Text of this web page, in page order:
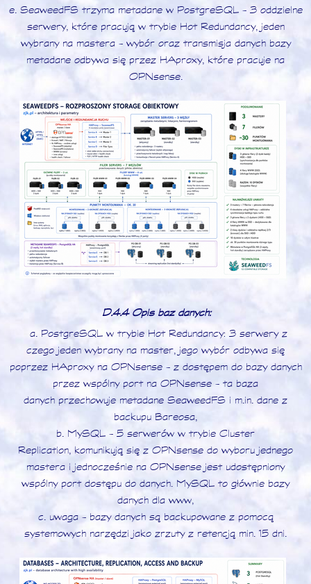
e. SeaweedFS trzyma metadane w PostgreSQL - 3 oddzielne
serwery, które pracują w trybie Hot Redundancy, jeden
wybrany na mastera - wybór oraz transmisja danych bazy
metadane odbywa się przez HAproxy, które pracuje na
OPNsense.
D.4.4 Opis baz danych:
a. PostgreSQL w trybie Hot Redundancy: 3 serwery z
czego jeden wybrany na master, jego wybór odbywa się
poprzez HAproxy na OPNsense - z dostępem do bazy danych
przez wspólny port na OPNsense - ta baza
danych przechowuje metadane SeaweedFS i m.in. dane z
backupu Bareosa,
b. MySQL - 5 serwerów w trybie Cluster
Replication, komunikują się z OPNsense do wyboru jednego
mastera i jednocześnie na OPNsense jest udostępniony
wspólny port dostępu do danych. MySQL to głównie bazy
danych dla www,
c. uwaga - bazy danych są backupowane z pomocą
systemowych narzędzi jako zrzuty z retencją min. 15 dni.